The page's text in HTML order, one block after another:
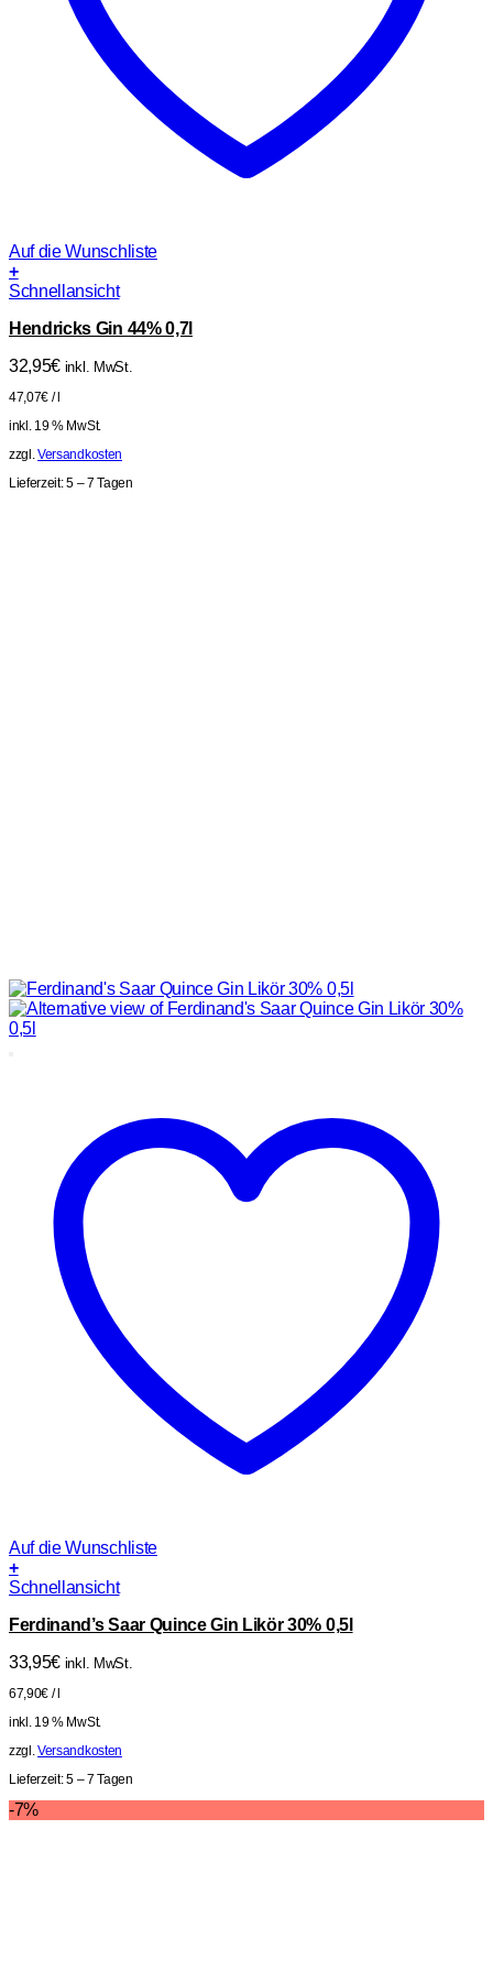
Auf die Wunschliste
+
Schnellansicht
Hendricks Gin 44% 0,7l
32,95€ inkl. MwSt.
47,07€ /
inkl. 19 % MwSt.
zzgl.Versandkosten
Lieferzeit:5 – 7 Tagen
Auf die Wunschliste
+
Schnellansicht
Ferdinand’s Saar Quince Gin Likör 30% 0,5l
33,95€ inkl. MwSt.
67,90€ /
inkl. 19 % MwSt.
zzgl.Versandkosten
Lieferzeit:5 – 7 Tagen
-7%